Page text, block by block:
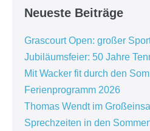
Neueste Beiträge
Grascourt Open: großer
Jubiläumsfeier: 50 Jahre
Mit Wacker fit durch den
Ferienprogramm 2026
Thomas Wendt im
Sprechzeiten in den